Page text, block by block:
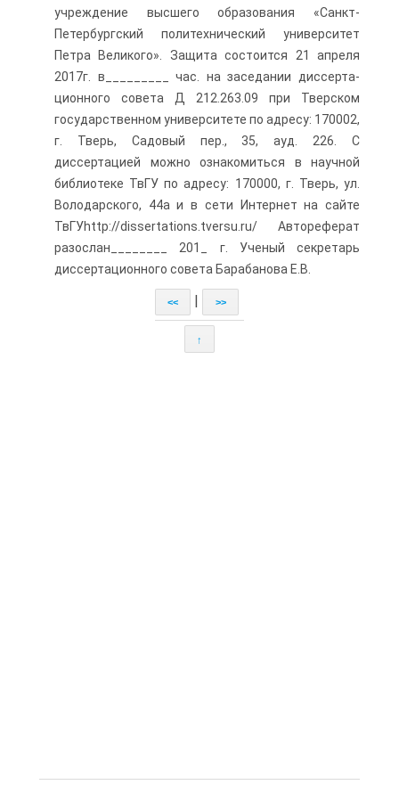
учреждение высшего образования «Санкт-
Петербургский политехнический университет
Петра Великого». Защита состоится 21 апреля
2017г. в_________ час. на заседании диссерта­
ционного совета Д 212.263.09 при Тверском
государственном университе­те по адресу: 170002,
г. Тверь, Садовый пер., 35, ауд. 226. С
диссертацией можно ознакомиться в научной
библиотеке ТвГУ по адре­су: 170000, г. Тверь, ул.
Володарского, 44а и в сети Интернет на сайте
ТвГУhttp://dissertations.tversu.ru/ Автореферат
разослан________ 201_ г. Ученый секретарь
диссертационного совета Барабанова Е.В.
<< >>
↑